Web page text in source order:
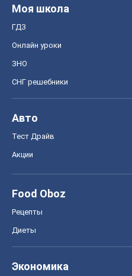
Моя школа
ГДЗ
Онлайн уроки
ЗНО
СНГ решебники
Авто
Тест Драйв
Акции
Food Oboz
Рецепты
Диеты
Экономика